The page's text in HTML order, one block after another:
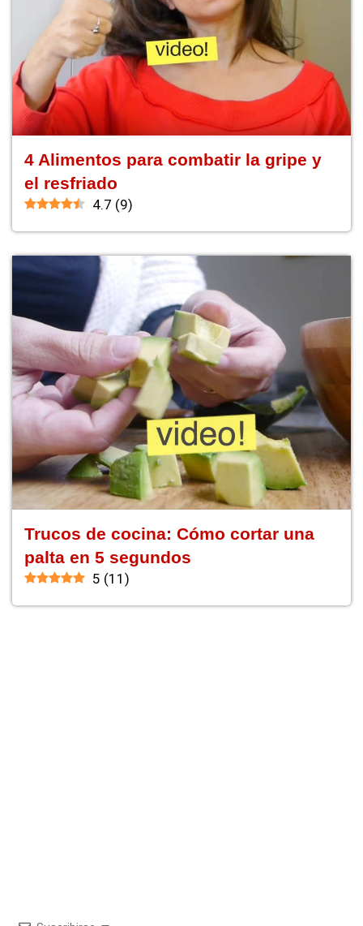
4 Alimentos para combatir la gripe y
el resfriado
4.7 (9)
Trucos de cocina: Cómo cortar una
palta en 5 segundos
5 (11 )